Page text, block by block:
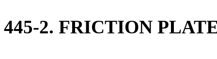
445-2. FRICTION